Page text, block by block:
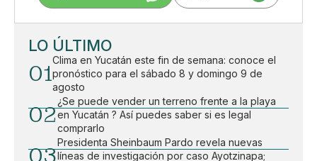
LO ÚLTIMO
01
Clima en Yucatán este fin de semana: conoce el
pronóstico para el sábado 8 y domingo 9 de
agosto
02
¿Se puede vender un terreno frente a la playa
en Yucatán ? Así puedes saber si es legal
comprarlo
Presidenta Sheinbaum Pardo revela nuevas
líneas de investigación por caso Ayotzinapa;